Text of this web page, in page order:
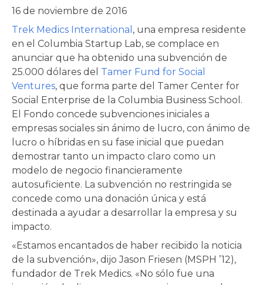
16 de noviembre de 2016
Trek Medics International , una empresa residente
en el Columbia Startup Lab, se complace en
anunciar que ha obtenido una subvención de
25.000 dólares del Tamer Fund for Social
Ventures, que forma parte del Tamer Center for
Social Enterprise de la Columbia Business School.
El Fondo concede subvenciones iniciales a
empresas sociales sin ánimo de lucro, con ánimo de
lucro o híbridas en su fase inicial que puedan
demostrar tanto un impacto claro como un
modelo de negocio financieramente
autosuficiente. La subvención no restringida se
concede como una donación única y está
destinada a ayudar a desarrollar la empresa y su
impacto.
«Estamos encantados de haber recibido la noticia
de la subvención», dijo Jason Friesen (MSPH ’12),
fundador de Trek Medics. «No sólo fue una